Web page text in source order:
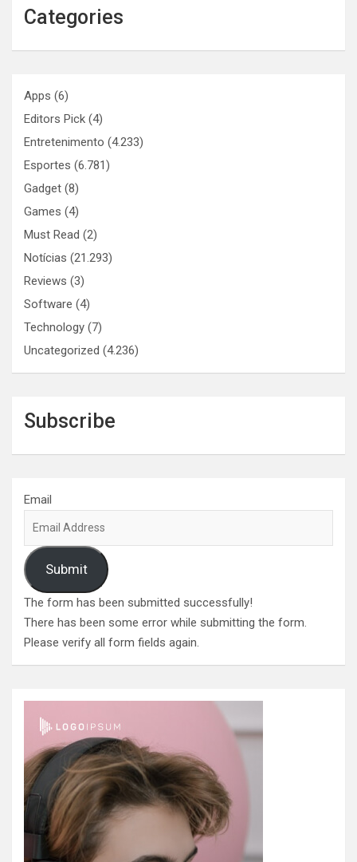
Categories
Apps (6)
Editors Pick (4)
Entretenimento (4.233)
Esportes (6.781)
Gadget (8)
Games (4)
Must Read (2)
Notícias (21.293)
Reviews (3)
Software (4)
Technology (7)
Uncategorized (4.236)
Subscribe
Email
Submit
The form has been submitted successfully!
There has been some error while submitting the form.
Please verify all form fields again.